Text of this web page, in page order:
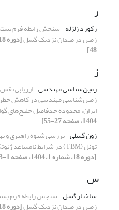
ر
رکورد زلزله سنجش رابطه فرم
زمین در میدان نزدیک گسل
48]
ز
زمین‌شناسی مهندسی ارزیابی
زمین‌شناسی مهندسی در کاهش
ایران، محدوده حدفاصل خلیج‌های
1404، صفحه 27-55]
زون گسلی
تونل (TBM) در شرایط نامساعد ژئوتکنیکی، مطالعه موردی: پروژه آزاد
[دوره 18، شماره 1، 1404، صفحه 1-33]
س
ساختار گسل سنجش رابطه فرم
زمین در میدان نزدیک گسل